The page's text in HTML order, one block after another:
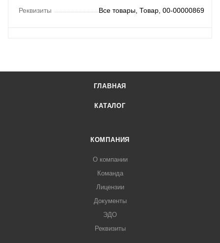
Реквизиты Все товары, Товар, 00-00000869
ГЛАВНАЯ
КАТАЛОГ
КОМПАНИЯ
О компании
Команда
Лицензии
Документы
ЭДО
Реквизиты